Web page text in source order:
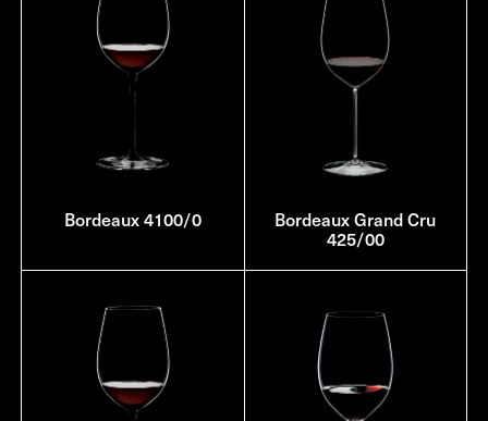
Bordeaux 4100/0 Bordeaux Grand Cru
425/00